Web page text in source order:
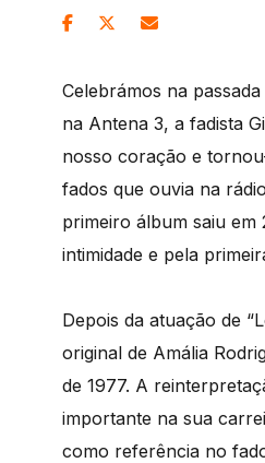
Celebrámos na
na Antena 3, a fadista
nosso coração e
fados que ouvia na
primeiro álbum saiu em
intimidade e pela
Depois da atuação de
original de Amália
de 1977. A
importante na sua
como referência no